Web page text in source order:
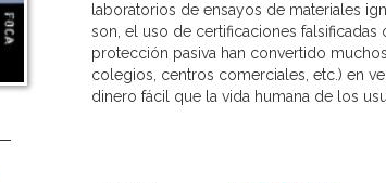
laboratorios de ensayos de materiales
son, el uso de certificaciones
protección pasiva han convertido
colegios, centros comerciales, etc.) en
dinero fácil que la vida humana de los